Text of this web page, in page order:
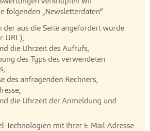
folgenden „Newsletterdaten“
der aus die Seite angefordert wurde
URL),
die Uhrzeit des Aufrufs,
des Typs des verwendeten
des anfragenden Rechners,
die Uhrzeit der Anmeldung und
Technologien mit Ihrer E-Mail-Adresse